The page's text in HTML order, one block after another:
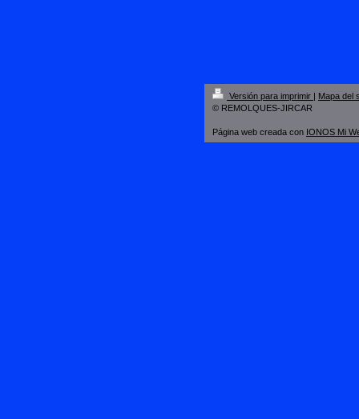
Versión para imprimir | Mapa del
© REMOLQUES-JIRCAR
Página web creada con IONOS Mi